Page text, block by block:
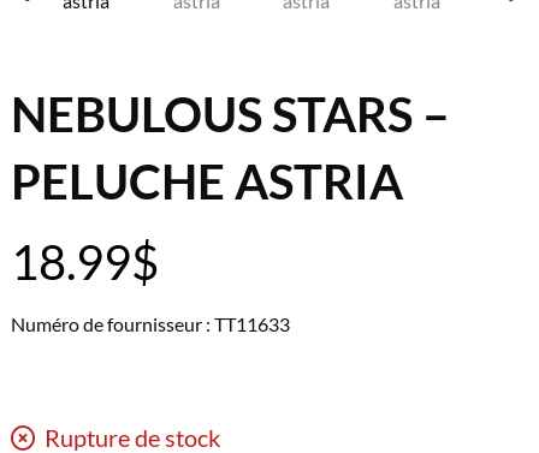
NEBULOUS STARS –
PELUCHE ASTRIA
18.99$
Numéro de fournisseur : TT11633
Rupture de stock